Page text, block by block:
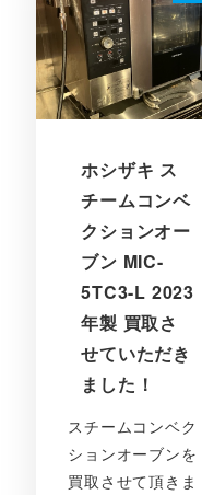
ホシザキ ス
チームコンベ
クションオー
ブン MIC-
5TC3-L 2023
年製 買取さ
せていただき
ました！
スチームコンベク
ションオーブンを
買取させて頂きま